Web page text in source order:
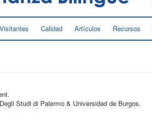
Calidad Artículos Recursos
Studi di Palermo & Universidad de Burgos.